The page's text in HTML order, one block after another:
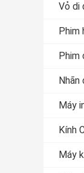
Vỏ di
Phim
Phim
Máy
Kính
Máy